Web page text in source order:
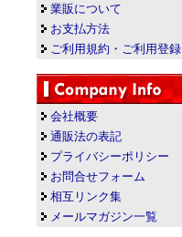
業販について
お支払方法
ご利用規約・ご利用登録
会社概要
通販法の表記
プライバシーポリシー
お問合せフォーム
相互リンク集
メールマガジン一覧